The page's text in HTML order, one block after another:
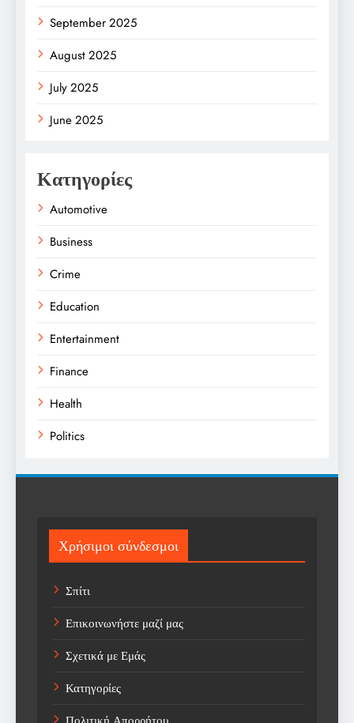
September 2025
August 2025
July 2025
June 2025
Κατηγορίες
Automotive
Business
Crime
Education
Entertainment
Finance
Health
Politics
Sports
Technology
Trending
Weather
Αγορά
Αγορά Εργασίας
Χρήσιμοι σύνδεσμοι
Σπίτι
Επικοινωνήστε μαζί μας
Σχετικά με Εμάς
Κατηγορίες